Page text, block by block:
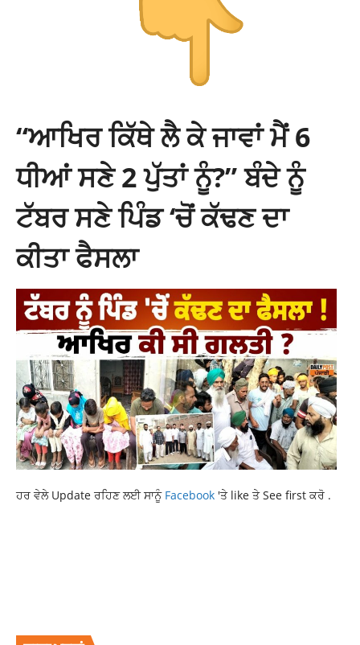
“ਆਖਿਰ ਕਿੱਥੇ ਲੈ ਕੇ ਜਾਵਾਂ ਮੈਂ 6
ਧੀਆਂ ਸਣੇ 2 ਪੁੱਤਾਂ ਨੂੰ?” ਬੰਦੇ ਨੂੰ
ਟੱਬਰ ਸਣੇ ਪਿੰਡ ‘ਚੋਂ ਕੱਢਣ ਦਾ
ਕੀਤਾ ਫੈਸਲਾ
ਹਰ ਵੇਲੇ Update ਰਹਿਣ ਲਈ ਸਾਨੂੰ Facebook 'ਤੇ like ਤੇ See first ਕਰੋ .